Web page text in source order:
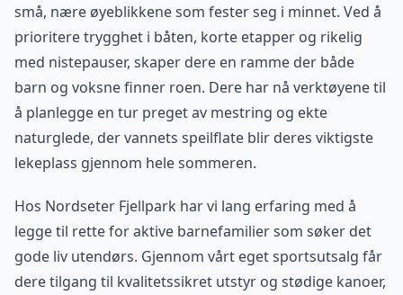
små, nære øyeblikkene som fester seg i minnet. Ved å
prioritere trygghet i båten, korte etapper og rikelig
med nistepauser, skaper dere en ramme der både
barn og voksne finner roen. Dere har nå verktøyene til
å planlegge en tur preget av mestring og ekte
naturglede, der vannets speilflate blir deres viktigste
lekeplass gjennom hele sommeren.
Hos Nordseter Fjellpark har vi lang erfaring med å
legge til rette for aktive barnefamilier som søker det
gode liv utendørs. Gjennom vårt eget sportsutsalg får
dere tilgang til kvalitetssikret utstyr og stødige kanoer,